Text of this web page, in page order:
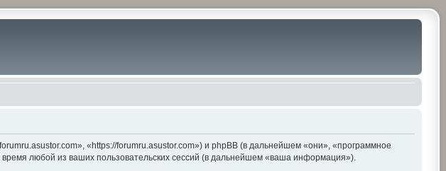
«https://forumru.asustor.com») и phpBB (в дальнейшем «они», «программное
любой из ваших пользовательских сессий (в дальнейшем «ваша информация»).